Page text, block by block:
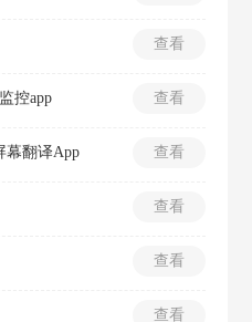
查看
查看
控app
查看
幕翻译App
查看
查看
查看